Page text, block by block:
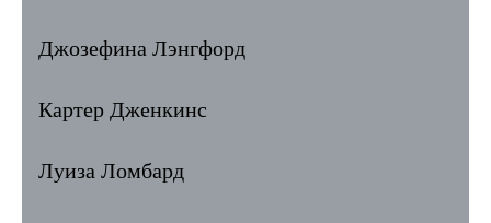
Джозефина Лэнгфорд
Картер Дженкинс
Луиза Ломбард